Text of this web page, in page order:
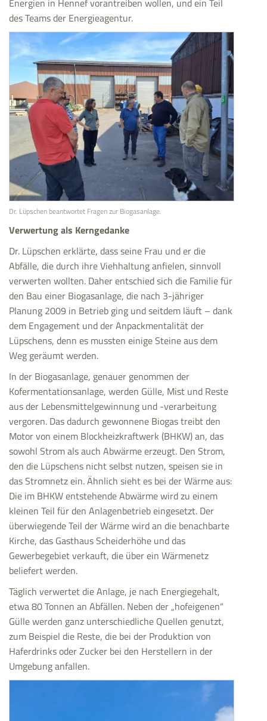
Energien in Hennef vorantreiben wollen, und ein Teil
des Teams der Energieagentur.
Dr. Lüpschen beantwortet Fragen zur Biogasanlage.
Verwertung als Kerngedanke
Dr. Lüpschen erklärte, dass seine Frau und er die
Abfälle, die durch ihre Viehhaltung anfielen, sinnvoll
verwerten wollten. Daher entschied sich die Familie für
den Bau einer Biogasanlage, die nach 3-jähriger
Planung 2009 in Betrieb ging und seitdem läuft – dank
dem Engagement und der Anpackmentalität der
Lüpschens, denn es mussten einige Steine aus dem
Weg geräumt werden.
In der Biogasanlage, genauer genommen der
Kofermentationsanlage, werden Gülle, Mist und Reste
aus der Lebensmittelgewinnung und -verarbeitung
vergoren. Das dadurch gewonnene Biogas treibt den
Motor von einem Blockheizkraftwerk (BHKW) an, das
sowohl Strom als auch Abwärme erzeugt. Den Strom,
den die Lüpschens nicht selbst nutzen, speisen sie in
das Stromnetz ein. Ähnlich sieht es bei der Wärme aus:
Die im BHKW entstehende Abwärme wird zu einem
kleinen Teil für den Anlagenbetrieb eingesetzt. Der
überwiegende Teil der Wärme wird an die benachbarte
Kirche, das Gasthaus Scheiderhöhe und das
Gewerbegebiet verkauft, die über ein Wärmenetz
beliefert werden.
Täglich verwertet die Anlage, je nach Energiegehalt,
etwa 80 Tonnen an Abfällen. Neben der „hofeigenen“
Gülle werden ganz unterschiedliche Quellen genutzt,
zum Beispiel die Reste, die bei der Produktion von
Haferdrinks oder Zucker bei den Herstellern in der
Umgebung anfallen.